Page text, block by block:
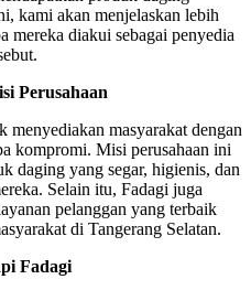
kami akan menjelaskan lebih
mereka diakui sebagai penyedia
Perusahaan
masyarakat dengan
kompromi. Misi perusahaan ini
daging yang segar, higienis, dan
Selain itu, Fadagi juga
pelanggan yang terbaik
di Tangerang Selatan.
Fadagi